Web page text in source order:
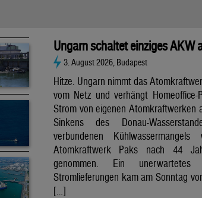
Ungarn schaltet einziges AKW
3. August 2026, Budapest
Hitze. Ungarn nimmt das
vom Netz und verhängt
Strom von eigenen Atomkraftwerken
Sinkens des Donau-
verbundenen
Atomkraftwerk Paks nach 44
genommen. Ein unerwartetes
Stromlieferungen kam am Sonntag
[…]